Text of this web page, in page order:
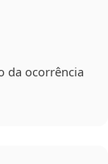
da ocorrência